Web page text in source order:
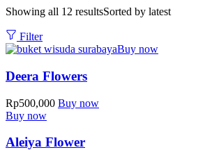
Showing all 12 resultsSorted by latest
Filter
Buy now
Deera Flowers
Rp500,000 Buy now
Buy now
Aleiya Flower